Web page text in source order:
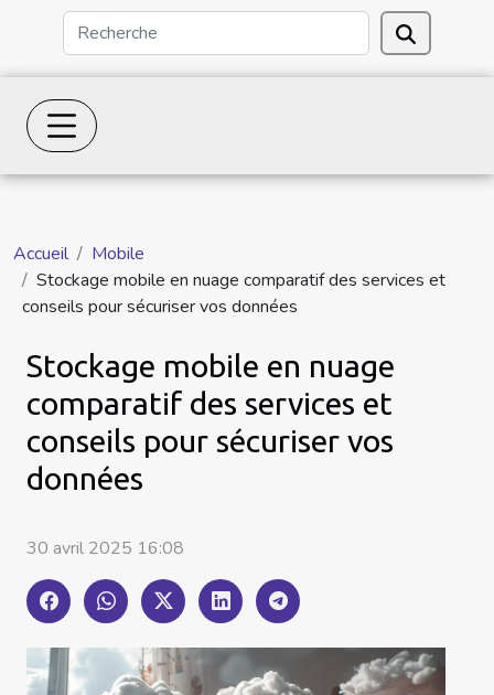
Accueil
Mobile
Stockage mobile en nuage comparatif des services et
conseils pour sécuriser vos données
Stockage mobile en nuage
comparatif des services et
conseils pour sécuriser vos
données
30 avril 2025 16:08